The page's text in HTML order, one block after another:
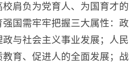
肩负为党育人、为国育才的
国需牢牢把握三大属性：政
与社会主义事业发展；人民
育、促进人的全面发展；战